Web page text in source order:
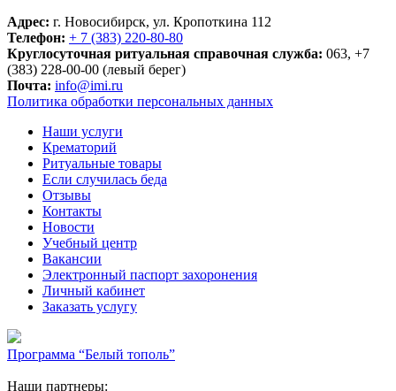
Адрес: г. Новосибирск, ул. Кропоткина 112
Телефон: + 7 (383) 220-80-80
Круглосуточная ритуальная справочная служба: 063, +7
(383) 228-00-00 (левый берег)
Почта: info@imi.ru
Политика обработки персональных данных
Наши услуги
Крематорий
Ритуальные товары
Если случилась беда
Отзывы
Контакты
Новости
Учебный центр
Вакансии
Электронный паспорт захоронения
Личный кабинет
Заказать услугу
Программа “Белый тополь”
Наши партнеры: